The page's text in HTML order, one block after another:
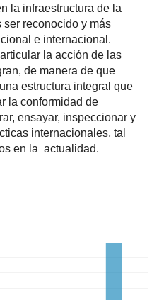
la infraestructura de la
reconocido y más
e internacional.
la acción de las
de manera de que
estructura integral que
la conformidad de
ensayar, inspeccionar y
internacionales, tal
en la actualidad.